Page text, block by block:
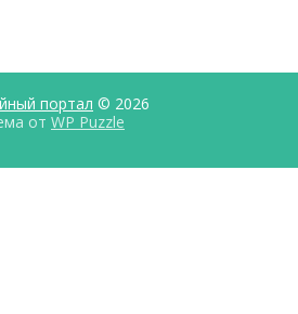
портал © 2026
от WP Puzzle